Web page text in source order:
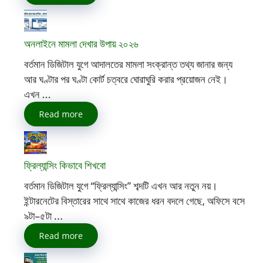
অনলাইনে মামলা দেখার উপায় ২০২৬
বর্তমান ডিজিটাল যুগে আদালতের মামলা সংক্রান্ত তথ্য জানার জন্য
আর ঘণ্টার পর ঘণ্টা কোর্ট চত্বরে ঘোরাঘুরি করার প্রয়োজন নেই।
এখন ...
Read more
ফ্রিল্যান্সিং কিভাবে শিখবো
বর্তমান ডিজিটাল যুগে “ফ্রিল্যান্সিং” শব্দটি এখন আর নতুন নয়।
ইন্টারনেটের বিস্তারের সাথে সাথে কাজের ধরন বদলে গেছে, অফিসে বসে
৯টা–৫টা ...
Read more